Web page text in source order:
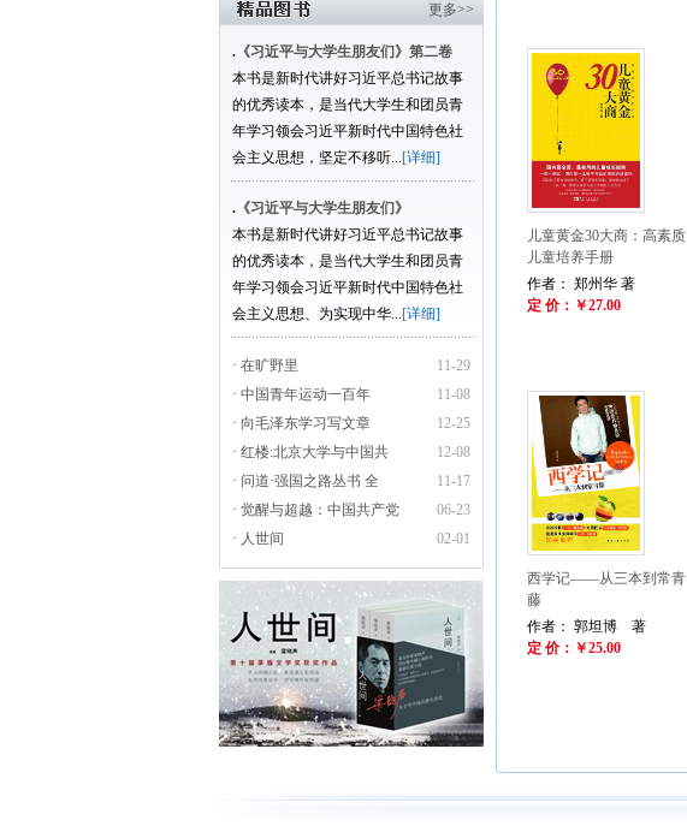
更多>>
. 《习近平与大学生朋友们》第二卷
本书是新时代讲好习近平总书记故事
的优秀读本，是当代大学生和团员青
年学习领会习近平新时代中国特色社
会主义思想，坚定不移听...[详细]
. 《习近平与大学生朋友们》
本书是新时代讲好习近平总书记故事
的优秀读本，是当代大学生和团员青
年学习领会习近平新时代中国特色社
会主义思想、为实现中华...[详细]
11-29
· 在旷野里
11-08
· 中国青年运动一百年
12-25
· 向毛泽东学习写文章
12-08
· 红楼:北京大学与中国共
11-17
· 问道·强国之路丛书 全
06-23
· 觉醒与超越：中国共产党
02-01
· 人世间
儿童黄金30大商：高素质
儿童培养手册
作者： 郑州华 著
定 价：￥27.00
西学记——从三本到常青
藤
作者： 郭坦博 著
定 价：￥25.00